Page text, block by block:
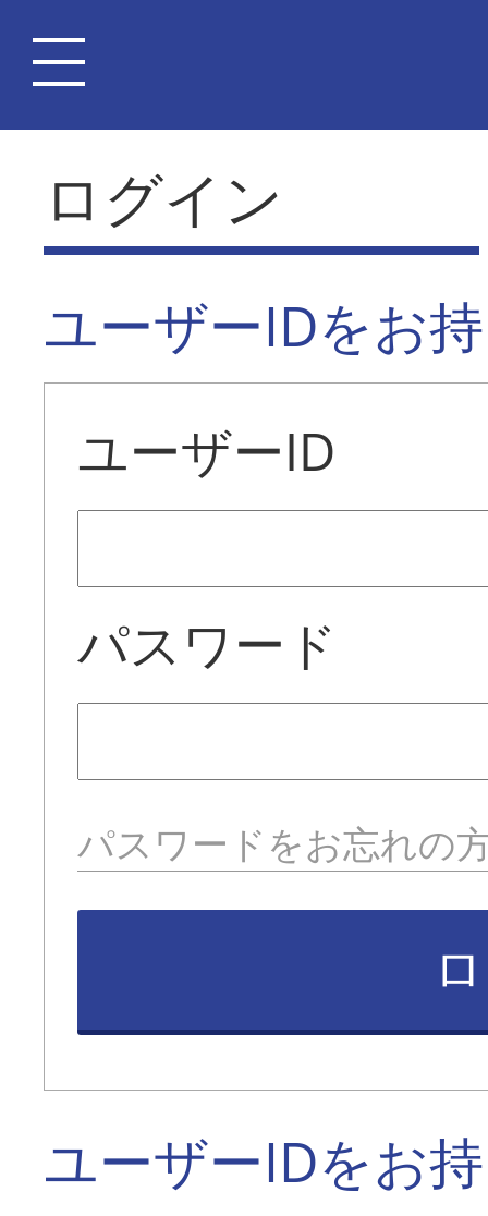
ログイン
ユーザーIDをお
ユーザーID
パスワード
パスワードをお忘れの
ユーザーIDをお